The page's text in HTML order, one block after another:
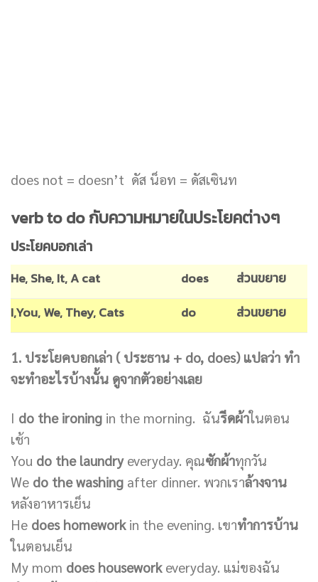
does not = doesn’t ดัส น็อท = ดัสเซินท
verb to do กับความหมายในประโยคต่างๆ
ประโยคบอกเล่า
He, She, It, A cat does
ส่วนขยาย
I,You, We, They, Cats
do ส่วนขยาย
1. ประโยคบอกเล่า ( ประธาน + do, does) แปลว่า ทำ
จะทำอะไรบ้างนั้น ดูจากตัวอย่างเลย
I do the ironing in the morning. ฉันรีดผ้าในตอน
เช้า
You do the laundryeveryday. คุณซักผ้าทุกวัน
We do the washing after dinner. พวกเราล้างจาน
หลังอาหารเย็น
He does homeworkin the evening. เขาทำการบ้าน
ในตอนเย็น
My mom does houseworkeveryday. แม่ของฉัน